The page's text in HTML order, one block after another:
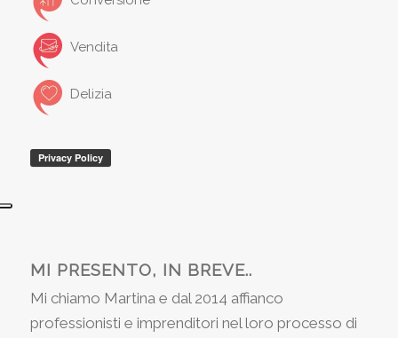
Vendita
Delizia
MI PRESENTO, IN BREVE..
Mi chiamo Martina e dal 2014 affianco
professionisti e imprenditori nel loro processo di